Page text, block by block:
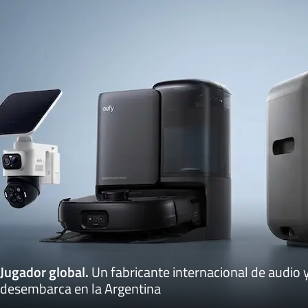
Jugador global.Un fabricante internacional de audio
desembarca en la Argentina